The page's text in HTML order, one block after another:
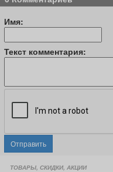
Имя:
Текст комментария:
Отправить
ТОВАРЫ, СКИДКИ, АКЦИИ